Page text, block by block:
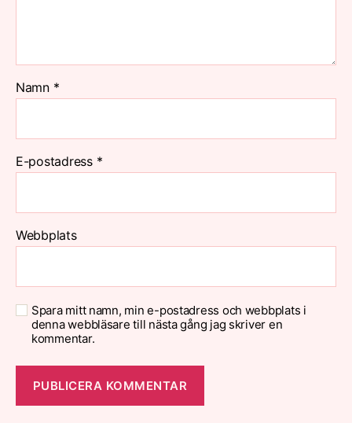
Namn *
E-postadress *
Webbplats
Spara mitt namn, min e-postadress och webbplats i
denna webbläsare till nästa gång jag skriver en
kommentar.